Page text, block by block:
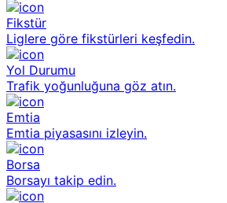
Fikstür
Liglere göre fikstürleri keşfedin.
Yol Durumu
Trafik yoğunluğuna göz atın.
Emtia
Emtia piyasasını izleyin.
Borsa
Borsayı takip edin.